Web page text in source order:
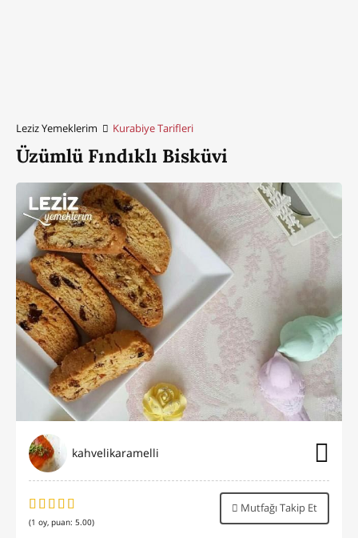
Leziz Yemeklerim Kurabiye Tarifleri
Üzümlü Fındıklı Bisküvi
kahvelikaramelli
(1 oy, puan: 5.00)
Mutfağı Takip Et